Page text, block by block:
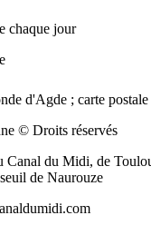
chaque jour
© Droits réservés
Canal du Midi, de
de Naurouze